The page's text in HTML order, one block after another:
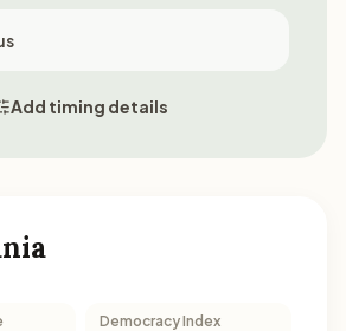
Add timing details
Democracy Index